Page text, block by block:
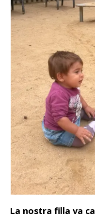
La nostra filla va